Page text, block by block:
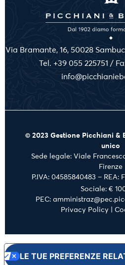
Via Bramante, 16, 50028
Tel. +39 055 225751 /
© 2023 Gestione Picchiani &
unico
Sede legale: Viale
Firenze
P.IVA: 04585840483 – REA:
Sociale: €
PEC:
Privacy Policy
LE TUE PREFERENZE